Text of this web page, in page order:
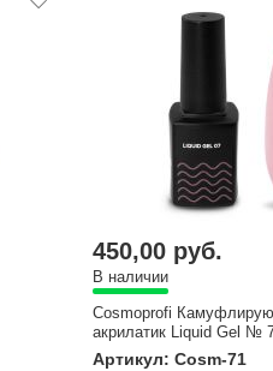
450,00 руб.
В наличии
Cosmoprofi
акрилатик Liquid Gel №
Артикул: Cosm-71